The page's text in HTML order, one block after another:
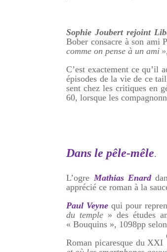
Sophie Joubert rejoint
Bober consacre à son ami
comme on pense à un ami »,
C’est exactement ce qu’il
épisodes de la vie de ce
sent chez les critiques en
60, lorsque les
Dans le pêle-mêle.
L’ogre Mathias Enard
apprécié ce roman à la
Paul Veyne qui pour
du temple » des études
« Bouquins », 1098pps
Roman picaresque du XXI